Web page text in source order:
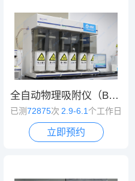
全自动物理吸附仪（BET）
已测72875次 2.9-6.1 个工作日
立即预约